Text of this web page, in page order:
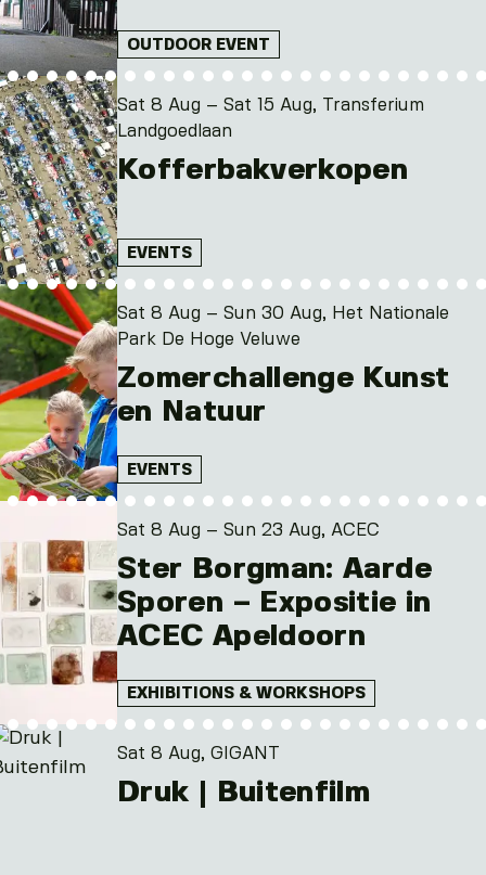
OUTDOOR EVENT
Sat 8 Aug – Sat 15 Aug, Transferium
Landgoedlaan
Kofferbakverkopen
EVENTS
Sat 8 Aug – Sun 30 Aug, Het Nationale
Park De Hoge Veluwe
Zomerchallenge Kunst
en Natuur
EVENTS
Sat 8 Aug – Sun 23 Aug, ACEC
Ster Borgman: Aarde
Sporen – Expositie in
ACEC Apeldoorn
EXHIBITIONS & WORKSHOPS
Sat 8 Aug, GIGANT
Druk | Buitenfilm